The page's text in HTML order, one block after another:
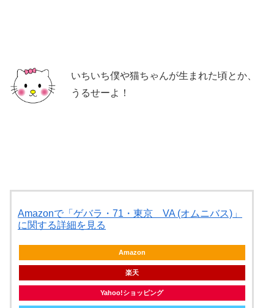
いちいち僕や猫ちゃんが生まれた頃とか、
うるせーよ！
Amazonで「ゲバラ・71・東京 VA (オムニバス)」
に関する詳細を見る
Amazon
楽天
Yahoo!ショッピング